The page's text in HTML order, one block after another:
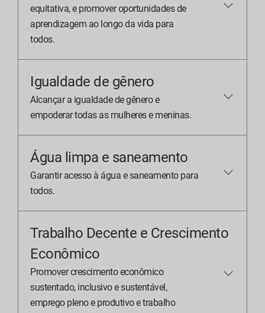
equitativa, e promover oportunidades de
aprendizagem ao longo da vida para
todos.
Igualdade de gênero
Alcançar a igualdade de gênero e
empoderar todas as mulheres e meninas.
Água limpa e saneamento
Garantir acesso à água e saneamento para
todos.
Trabalho Decente e Crescimento
Econômico
Promover crescimento econômico
sustentado, inclusivo e sustentável,
emprego pleno e produtivo e trabalho